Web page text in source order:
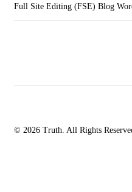
Full Site Editing (FSE) Blog
© 2026 Truth. All Rights